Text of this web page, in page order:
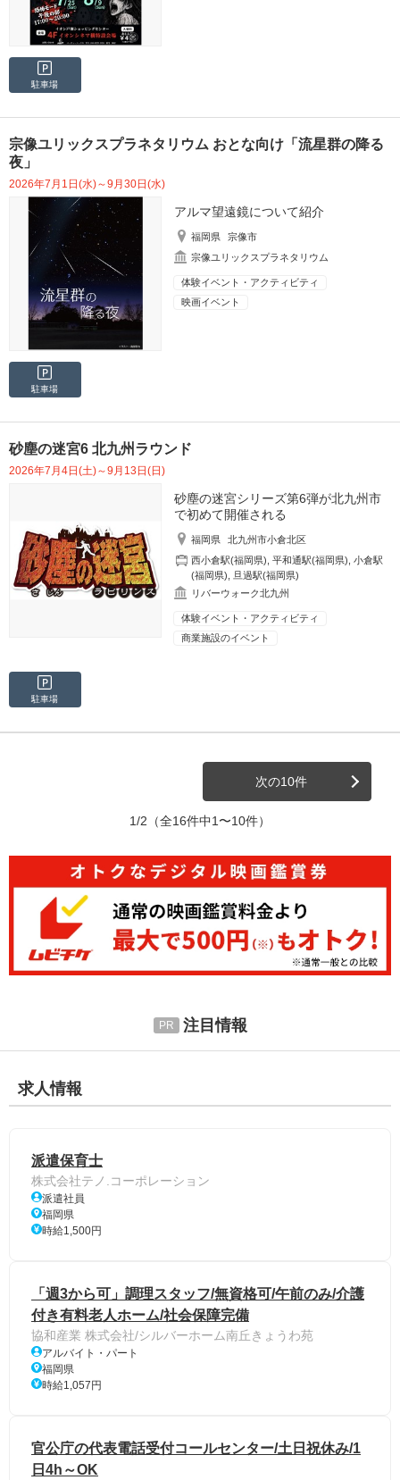
駐車場
宗像ユリックスプラネタリウム おとな向け「流星群の降る
夜」
2026年7月1日(水)～9月30日(水)
アルマ望遠鏡について紹介
福岡県
宗像市
宗像ユリックスプラネタリウム
体験イベント・アクティビティ
映画イベント
駐車場
砂塵の迷宮6 北九州ラウンド
2026年7月4日(土)～9月13日(日)
砂塵の迷宮シリーズ第6弾が北九州市
で初めて開催される
福岡県
北九州市小倉北区
西小倉駅(福岡県) ,平和通駅(福岡県) ,小倉駅
(福岡県)
旦過駅(福岡県)
リバーウォーク北九州
体験イベント・アクティビティ
商業施設のイベント
駐車場
次の10件
1/2 （全16件中1〜10件）
注目情報
求人情報
派遣保育士
株式会社テノ.コーポレーション
派遣社員
福岡県
時給1,500円
「週3から可」調理スタッフ/無資格可/午前のみ/介護
付き有料老人ホーム/社会保障完備
協和産業 株式会社/シルバーホーム南丘きょうわ苑
アルバイト・パート
福岡県
時給1,057円
官公庁の代表電話受付コールセンター/土日祝休み/1
日4h～OK